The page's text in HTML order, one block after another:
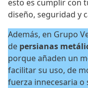
esto es cumplir con
diseño, seguridad y
Además, en Grupo
de persianas
porque añaden un
facilitar su uso, de
fuerza innecesaria